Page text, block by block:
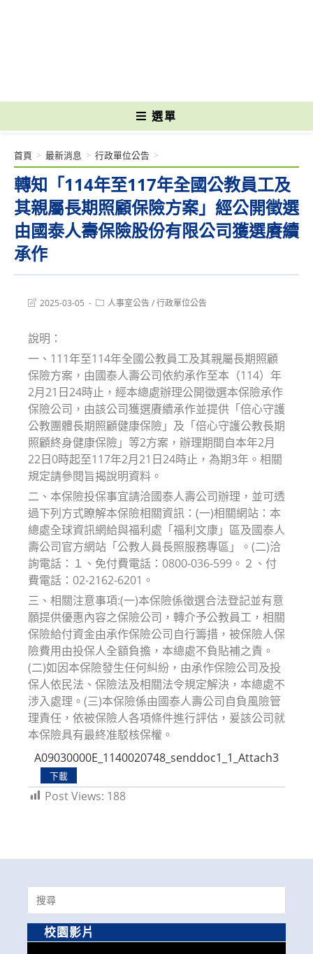
選單
轉知「114年至117年全國公教員工及
其親屬長期照顧保險方案」經公開徵選
由國泰人壽保險股份有限公司獲選賡續
承作
首頁 > 最新消息 > 行政單位公告 >
Post2025-03-05
Post人事室公告/行政單位公告
說明：
一、111年至114年全國公教員工及其親屬長期照顧
保險方案，由國泰人壽公司依約承作至本（114）年
2月21日24時止，經本總處辦理公開徵選本保險承作
保險公司，由該公司獲選賡續承作並提供「倍心守護
公教團體長期照顧健康保險」及「倍心守護公教長期
照顧終身健康保險」等2方案，辦理期間自本年2月
22日0時起至117年2月21日24時止，為期3年。相關
規定請參閱旨揭說明資料。
二、本保險投保事宜請洽國泰人壽公司辦理，並可透
過下列方式瞭解本保險相關資訊：(一)相關網站：本
總處全球資訊網給與福利處「福利文康」區及國泰人
壽公司官方網站「公教人員長照服務專區」。(二)洽
詢電話：１、免付費電話：0800-036-599。２、付
費電話：02-2162-6201。
三、相關注意事項:(一)本保險係徵選合法登記並有意
願提供優惠內容之保險公司，轉介予公教員工，相關
保險給付資金由承作保險公司自行籌措，被保險人保
險費用由投保人全額負擔，本總處不負貼補之責。
(二)如因本保險發生任何糾紛，由承作保險公司及投
保人依民法、保險法及相關法令規定解決，本總處不
涉入處理。(三)本保險係由國泰人壽公司自負風險管
理責任，依被保險人各項條件進行評估，爰該公司就
本保險具有最終准駁核保權。
A09030000E_1140020748_senddoc1_1_Attach3
下載
Post Views: 188
Search
for:
校園影片